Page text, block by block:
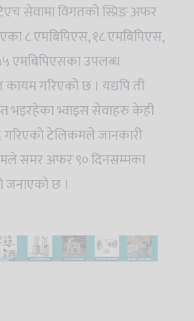
सेवामा विगतको स्प्रिङ अफर
८ एमबिपिएस, १८ एमबिपिएस,
एमबिपिएसका उपलब्ध
गरिएको छ । यद्यपि ती
भइरहेका भ्वाइस सेवाहरु केही
टेलिकमले जानकारी
समर अफर ९० दिनसम्मका
जनाएको छ ।